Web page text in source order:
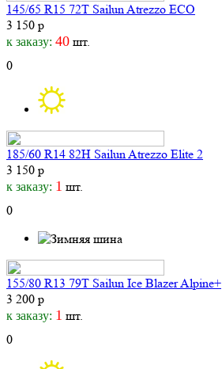
145/65 R15 72T Sailun Atrezzo ECO
3 150 р
к заказу: 40 шт.
0
185/60 R14 82H Sailun Atrezzo Elite 2
3 150 р
к заказу: 1 шт.
0
155/80 R13 79T Sailun Ice Blazer Alpine+
3 200 р
к заказу: 1 шт.
0